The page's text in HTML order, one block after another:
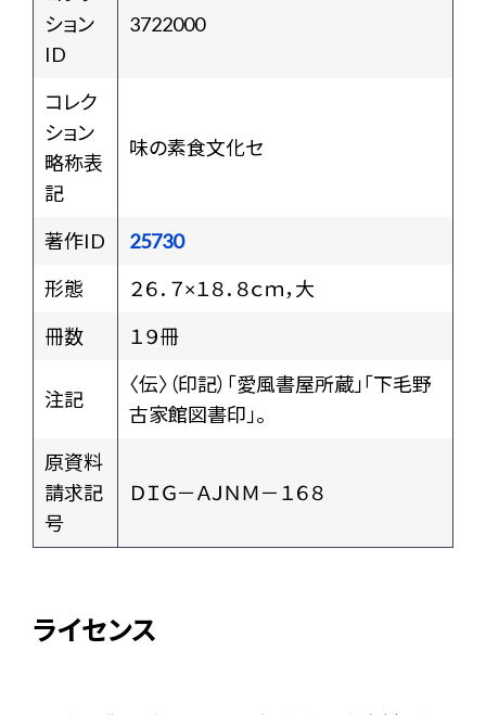
ション
ID
3722000
コレク
ション
略称表
記
味の素食文化セ
著作ID
25730
形態
２６．７×１８．８ｃｍ，大
冊数
１９冊
注記
〈伝〉（印記）「愛風書屋所蔵」「下毛野
古家館図書印」。
原資料
請求記
号
ＤＩＧ－ＡＪＮＭ－１６８
ライセンス